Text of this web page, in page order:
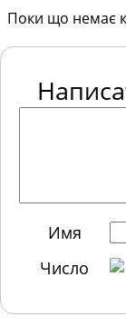
Поки що немає
Имя
Число